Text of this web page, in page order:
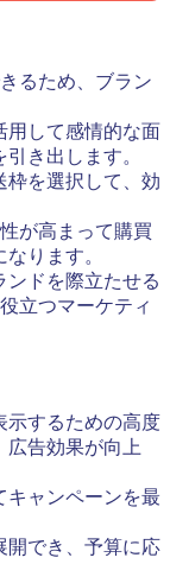
るため、ブラン
用して感情的な面
き出します。
枠を選択して、効
が高まって購買
ります。
ンドを際立たせる
立つマーケティ
示するための高度
広告効果が向上
キャンペーンを最
開でき、予算に応